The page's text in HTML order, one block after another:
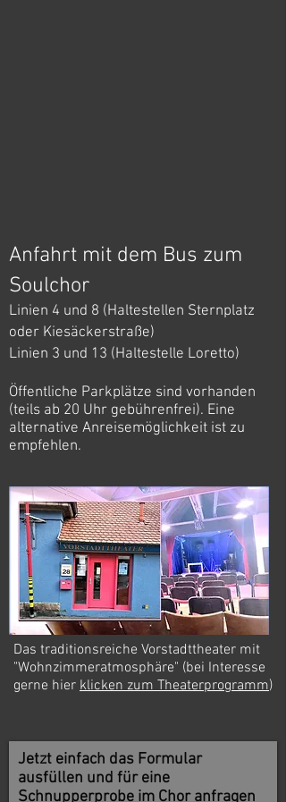
Anfahrt mit dem Bus zum
Soulchor
Linien 4 und 8 (Haltestellen Sternplatz
oder Kiesäckerstraße)
Linien 3 und 13 (Haltestelle Loretto)
Öffentliche Parkplätze sind vorhanden
(teils ab 20 Uhr gebührenfrei). Eine
alternative Anreisemöglichkeit ist zu
empfehlen.
Das traditionsreiche Vorstadttheater mit
"Wohnzimmeratmosphäre" (bei Interesse
gerne hier klicken zum Theaterprogramm)
Jetzt einfach das Formular
ausfüllen und für eine
Schnupperprobe im Chor anfragen